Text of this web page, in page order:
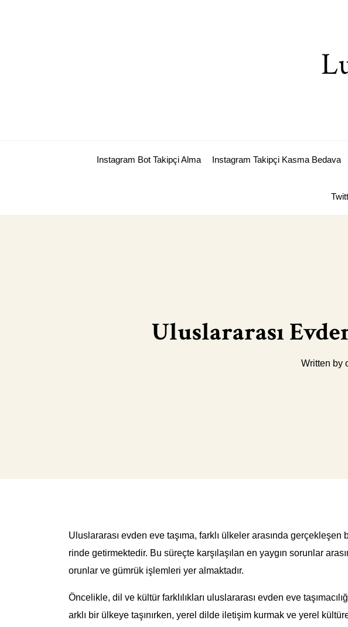
Instagram Bot Takipçi Alma Instagram Takipçi Kasma Bedava
Uluslararası
Written by
Uluslararası evden eve taşıma, farklı ülkeler arasında
rinde getirmektedir. Bu süreçte karşılaşılan en yaygın sorunlar
orunlar ve gümrük işlemleri yer almaktadır.
Öncelikle, dil ve kültür farklılıkları uluslararası evden eve
arklı bir ülkeye taşınırken, yerel dilde iletişim kurmak ve yerel